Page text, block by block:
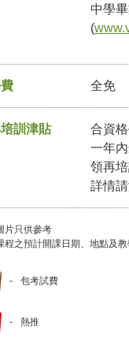
中學
(
全免
訓津貼
合資
一年
領再
詳情
片只供參考
程之預計開課日期、地點及
包考試費
熱推